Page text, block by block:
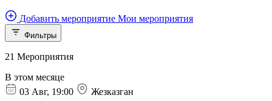
Добавить мероприятие Мои мероприятия
Фильтры
21 Мероприятия
В этом месяце
03 Авг, 19:00
Жезказган